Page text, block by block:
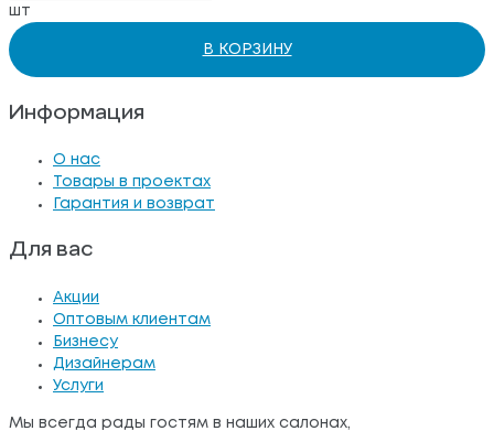
шт
В КОРЗИНУ
Информация
О нас
Товары в проектах
Гарантия и возврат
Для вас
Акции
Оптовым клиентам
Бизнесу
Дизайнерам
Услуги
Мы всегда рады гостям в наших салонах,